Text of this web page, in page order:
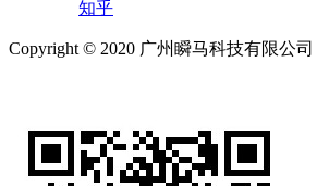
知乎
Copyright © 2020 广州瞬马科技有限公司